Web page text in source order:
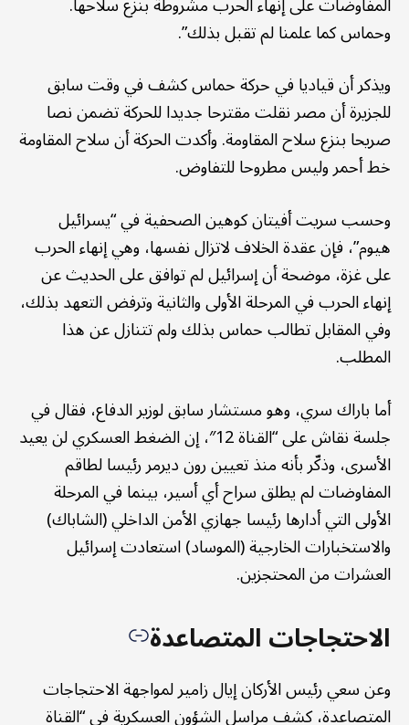
وحماس كما علمنا لم تقبل بذلك”.
ويذكر أن قياديا في حركة حماس كشف في وقت سابق
للجزيرة أن مصر نقلت مقترحا جديدا للحركة تضمن نصا
صريحا بنزع سلاح المقاومة. وأكدت الحركة أن سلاح المقاومة
خط أحمر وليس مطروحا للتفاوض.
وحسب سريت أفيتان كوهين الصحفية في “يسرائيل
هيوم”، فإن عقدة الخلاف لاتزال نفسها، وهي إنهاء الحرب
على غزة، موضحة أن إسرائيل لم توافق على الحديث عن
إنهاء الحرب في المرحلة الأولى والثانية وترفض التعهد بذلك،
وفي المقابل تطالب حماس بذلك ولم تتنازل عن هذا
المطلب.
أما باراك سري، وهو مستشار سابق لوزير الدفاع، فقال في
جلسة نقاش على “القناة 12″، إن الضغط العسكري لن يعيد
الأسرى، وذكّر بأنه منذ تعيين رون ديرمر رئيسا لطاقم
المفاوضات لم يطلق سراح أي أسير، بينما في المرحلة
الأولى التي أدارها رئيسا جهازي الأمن الداخلي (الشاباك)
والاستخبارات الخارجية (الموساد) استعادت إسرائيل
العشرات من المحتجزين.
الاحتجاجات المتصاعدة
وعن سعي رئيس الأركان إيال زامير لمواجهة الاحتجاجات
المتصاعدة، كشف مراسل الشؤون العسكرية في “القناة